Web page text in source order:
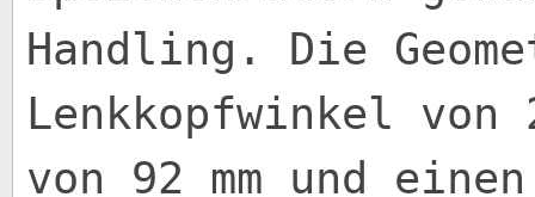
Handling. Die
Lenkkopfwinkel
von 92 mm und